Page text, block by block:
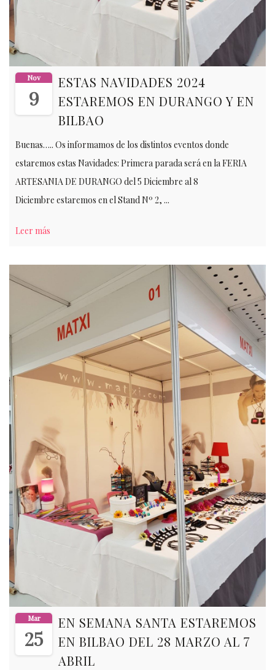
Nov
9
ESTAS NAVIDADES 2024
ESTAREMOS EN DURANGO Y EN
BILBAO
Buenas….. Os informamos de los distintos eventos donde
estaremos estas Navidades: Primera parada será en la FERIA
ARTESANIA DE DURANGO del 5 Diciembre al 8
Diciembre estaremos en el Stand Nº 2, ...
Leer más
Mar
25
EN SEMANA SANTA ESTAREMOS
EN BILBAO DEL 28 MARZO AL 7
ABRIL